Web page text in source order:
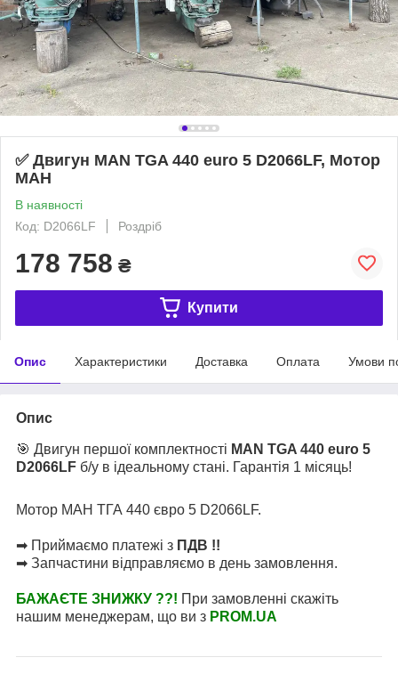
✅ Двигун MAN TGA 440 euro 5 D2066LF, Мотор
МАН
В наявності
Код: D2066LF
Роздріб
178 758 ₴
Купити
Опис Характеристики Доставка Оплата Умови
Опис
🎯 Двигун першої комплектності MAN TGA 440 euro 5
D2066LF б/у в ідеальному стані. Гарантія 1 місяць!
Мотор МАН ТГА 440 євро 5 D2066LF.
➡ Приймаємо платежі з ПДВ !!
➡ Запчастини відправляємо в день замовлення.
БАЖАЄТЕ ЗНИЖКУ ??! При замовленні скажіть
нашим менеджерам, що ви з PROM.UA